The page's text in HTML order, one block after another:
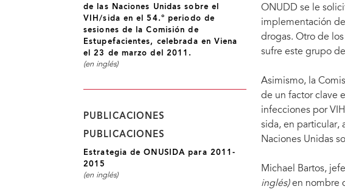
ONUDD se le
implementación
drogas. Otro de
sufre este grupo
Asimismo, la
de un factor clave
infecciones por
sida, en particular,
Naciones Unidas
Michael Bartos,
inglés)en nombre
de las Naciones Unidas sobre el
VIH/sida en el 54.º periodo de
sesiones de la Comisión de
Estupefacientes, celebrada en Viena
el 23 de marzo del 2011.
(en inglés)
PUBLICACIONES
PUBLICACIONES
Estrategia de ONUSIDA para 2011-
2015
(en inglés)